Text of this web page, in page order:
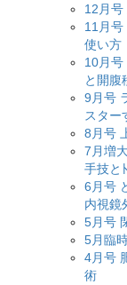
12月号
11月号
使い方
10月号
と開腹
9月号
スター
8月号
7月増
手技と
6月号
内視鏡
5月号
5月臨
4月号
術